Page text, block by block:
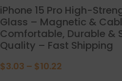
iPhone 15 Pro High-
Glass – Magnetic &
Comfortable, Durable &
Quality – Fast Shipping
$3.03 – $10.22